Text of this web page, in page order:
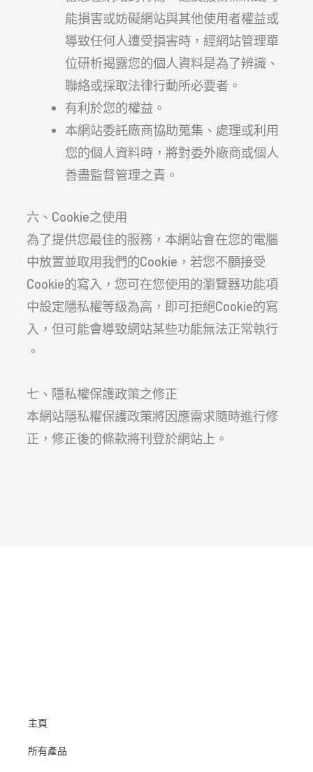
能損害或妨礙網站與其他使用者權益或
導致任何人遭受損害時，經網站管理單
位研析揭露您的個人資料是為了辨識、
聯絡或採取法律行動所必要者。
有利於您的權益。
本網站委託廠商協助蒐集、處理或利用
您的個人資料時，將對委外廠商或個人
善盡監督管理之責。
六、Cookie之使用
為了提供您最佳的服務，本網站會在您的電腦
中放置並取用我們的Cookie，若您不願接受
Cookie的寫入，您可在您使用的瀏覽器功能項
中設定隱私權等級為高，即可拒絕Cookie的寫
入，但可能會導致網站某些功能無法正常執行
。
七、隱私權保護政策之修正
本網站隱私權保護政策將因應需求隨時進行修
正，修正後的條款將刊登於網站上。
主頁
所有產品